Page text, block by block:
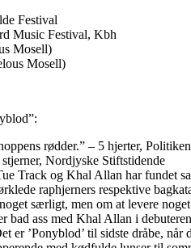
Festival
Music Festival, Kbh
Mosell)
Mosell)
rødder.” – 5 hjerter, Politiken
Nordjyske Stiftstidende
Track og Khal Allan har fundet
raphjerners respektive
særligt, men om at levere
bad ass med Khal Allan i
er ’Ponyblod’ til sidste dråbe,